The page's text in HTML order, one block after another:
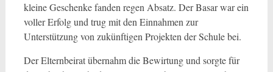
kleine Geschenke fanden regen Absatz. Der Basar war ein
voller Erfolg und trug mit den Einnahmen zur
Unterstützung von zukünftigen Projekten der Schule bei.
Der Elternbeirat übernahm die Bewirtung und sorgte für